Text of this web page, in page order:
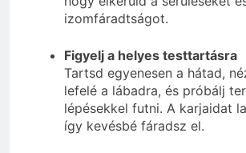
izomfáradtságot.
Figyelj a helyes testtartásra
Tartsd egyenesen a hátad,
lefelé a lábadra, és próbálj
lépésekkel futni. A karjaidat
így kevésbé fáradsz el.